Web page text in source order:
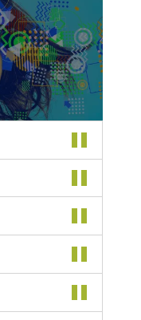
ィブ